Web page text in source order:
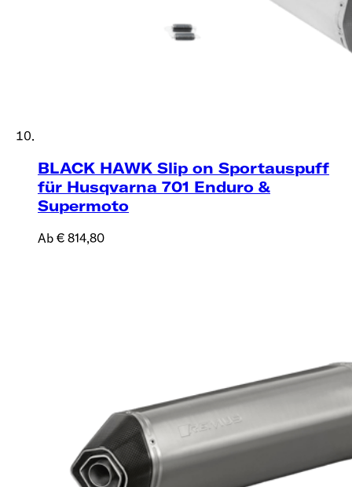
BLACK HAWK Slip on Sportauspuff
für Husqvarna 701 Enduro &
Supermoto
Ab € 814,80